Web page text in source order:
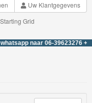
Uw Klantgegevens
Grid
naar 06-39623276 +++